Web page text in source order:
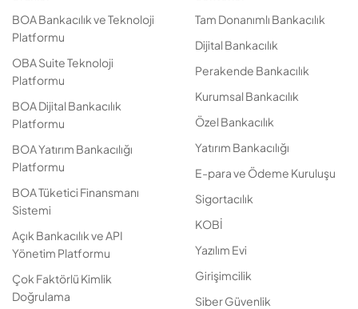
BOA Bankacılık ve Teknoloji
Platformu
OBA Suite Teknoloji
Platformu
BOA Dijital Bankacılık
Platformu
BOA Yatırım Bankacılığı
Platformu
BOA Tüketici Finansmanı
Sistemi
Açık Bankacılık ve API
Yönetim Platformu
Çok Faktörlü Kimlik
Doğrulama
Tam Donanımlı Bankacılık
Dijital Bankacılık
Perakende Bankacılık
Kurumsal Bankacılık
Özel Bankacılık
Yatırım Bankacılığı
E-para ve Ödeme Kuruluşu
Sigortacılık
KOBİ
Yazılım Evi
Girişimcilik
Siber Güvenlik